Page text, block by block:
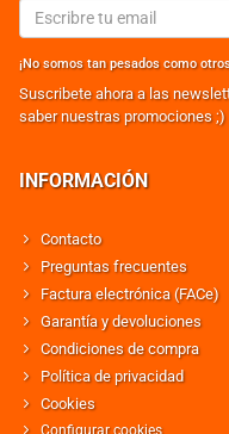
¡No somos tan pesados como
Suscribete ahora a las
saber nuestras promociones ;)
INFORMACIÓN
Contacto
Preguntas frecuentes
Factura electrónica (FACe)
Garantía y devoluciones
Condiciones de compra
Política de privacidad
Cookies
Configurar cookies